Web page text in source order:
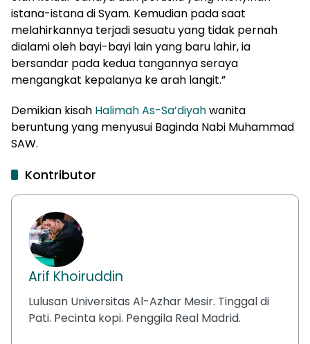
istana-istana di Syam. Kemudian pada saat
melahirkannya terjadi sesuatu yang tidak pernah
dialami oleh bayi-bayi lain yang baru lahir, ia
bersandar pada kedua tangannya seraya
mengangkat kepalanya ke arah langit.”
Demikian kisah Halimah As-Sa’diyahwanita
beruntung yang menyusui Baginda Nabi Muhammad
SAW.
Kontributor
Arif Khoiruddin
Lulusan Universitas Al-Azhar Mesir. Tinggal di
Pati. Pecinta kopi. Penggila Real Madrid.